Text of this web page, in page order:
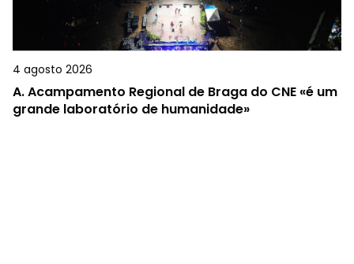
4 agosto 2026
A.Acampamento Regional de Braga do CNE «é um
grande laboratório de humanidade»